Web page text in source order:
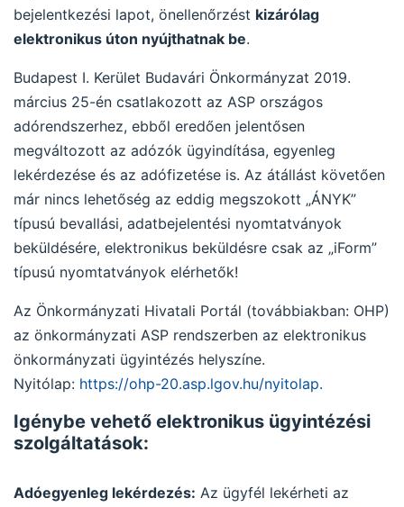
bejelentkezési lapot, önellenőrzést kizárólag
elektronikus úton nyújthatnak be.
Budapest I. Kerület Budavári Önkormányzat 2019.
március 25-én csatlakozott az ASP országos
adórendszerhez, ebből eredően jelentősen
megváltozott az adózók ügyindítása, egyenleg
lekérdezése és az adófizetése is. Az átállást követően
már nincs lehetőség az eddig megszokott „ÁNYK”
típusú bevallási, adatbejelentési nyomtatványok
beküldésére, elektronikus beküldésre csak az „iForm”
típusú nyomtatványok elérhetők!
Az Önkormányzati Hivatali Portál (továbbiakban: OHP)
az önkormányzati ASP rendszerben az elektronikus
önkormányzati ügyintézés helyszíne.
Nyitólap: https://ohp-20.asp.lgov.hu/nyitolap.
Igénybe vehető elektronikus ügyintézési
szolgáltatások:
Adóegyenleg lekérdezés: Az ügyfél lekérheti az